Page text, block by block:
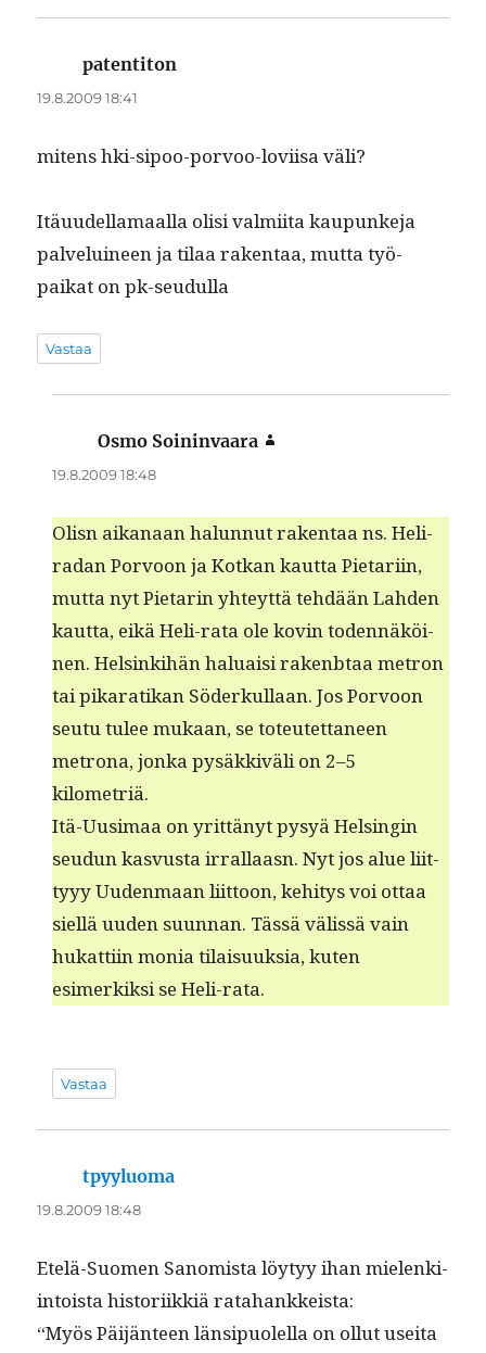
patentiton
19.8.2009 18:41
mitens hki-sipoo-por­voo-lovi­isa väli?
Itäu­udel­la­maal­la olisi valmi­ita kaupunke­ja
palveluineen ja tilaa rak­en­taa, mut­ta työ­
paikat on pk-seudulla
Vastaa
Osmo Soininvaara
19.8.2009 18:48
Olisn aikanaan halun­nut rak­en­taa ns. Heli-
radan Por­voon ja Kotkan kaut­ta Pietari­in,
mut­ta nyt Pietarin yhteyt­tä tehdään Lah­den
kaut­ta, eikä Heli-rata ole kovin toden­näköi­
nen. Helsinki­hän halu­aisi rak­enbtaa metron
tai pikaratikan Söderkul­laan. Jos Por­voon
seu­tu tulee mukaan, se toteutet­ta­neen
metrona, jon­ka pysäkkiväli on 2–5
kilometriä.
Itä-Uusi­maa on yrit­tänyt pysyä Helsin­gin
seudun kasvus­ta irral­laasn. Nyt jos alue liit­
tyyy Uuden­maan liit­toon, kehi­tys voi ottaa
siel­lä uuden suun­nan. Tässä välis­sä vain
hukat­ti­in monia tilaisuuk­sia, kuten
esimerkik­si se Heli-rata.
Vastaa
tpyyluoma
19.8.2009 18:48
Etelä-Suomen San­omista löy­tyy ihan mie­lenki­
in­toista his­tori­ikkiä ratahankkeista:
“Myös Päi­jän­teen län­sipuolel­la on ollut usei­ta